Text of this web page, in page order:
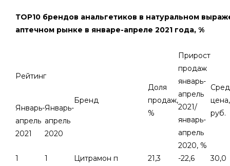
ТОР10 брендов анальгетиков в натуральном
аптечном рынке в январе-апреле 2021 года, %
Рейтинг
Бренд
Доля
продаж,
%
Прирост
продаж
январь-
апрель
2021/
январь-
апрель
2020, %
цена,
руб.
Январь-
апрель
2021
Январь-
апрель
2020
1 1 Цитрамон п 21,3 -22,6 30,0